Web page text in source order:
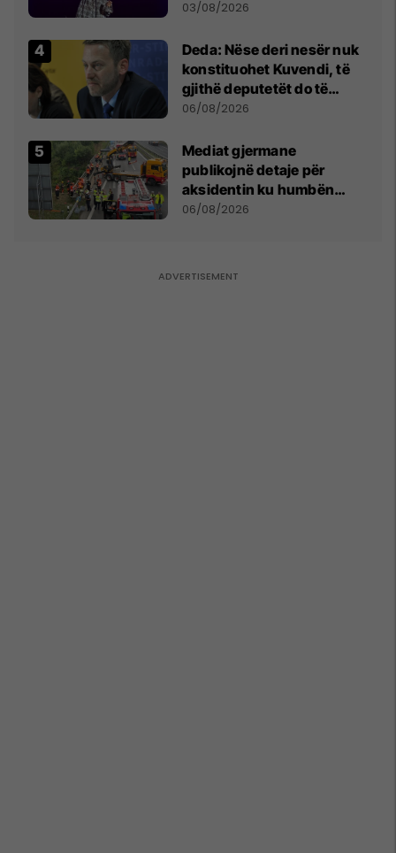
- dhe bota digjitale serbe
03/08/2026
Deda: Nëse deri nesër nuk
konstituohet Kuvendi, të
gjithë deputetët do të
bëjnë shkelje të rëndë
06/08/2026
Mediat gjermane
publikojnë detaje për
aksidentin ku humbën
jetën tre mërgimtarë nga
06/08/2026